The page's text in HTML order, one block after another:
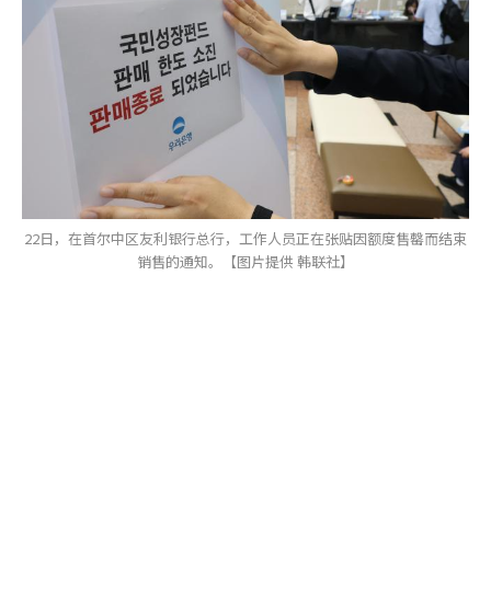
22日，在首尔中区友利银行总行，工作人员正在张贴因额度售罄而结束
销售的通知。【图片提供 韩联社】